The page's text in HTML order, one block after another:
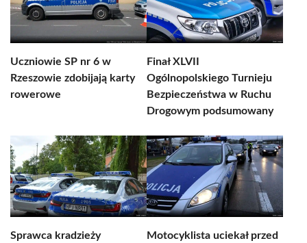
Uczniowie SP nr 6 w
Rzeszowie zdobijają karty
rowerowe
Finał XLVII
Ogólnopolskiego Turnieju
Bezpieczeństwa w Ruchu
Drogowym podsumowany
Sprawca kradzieży
Motocyklista uciekał przed